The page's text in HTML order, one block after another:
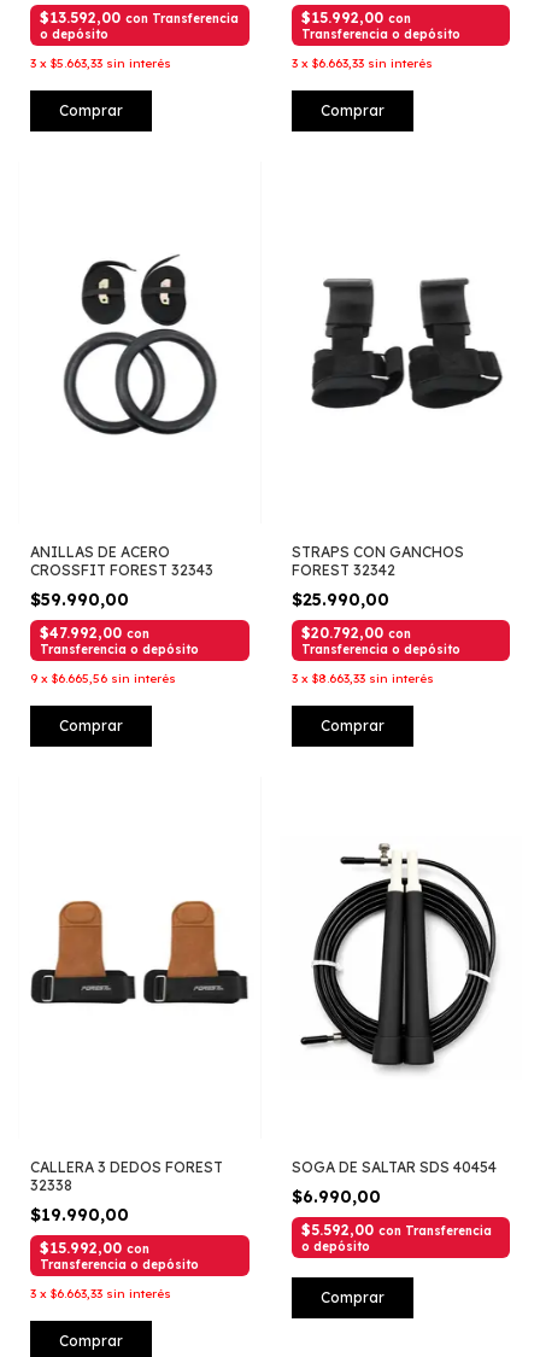
$13.592,00 con Transferencia
o depósito
3 x $5.663,33 sin interés
Comprar
$15.992,00 con
Transferencia o depósito
3 x $6.663,33 sin interés
Comprar
ANILLAS DE ACERO
CROSSFIT FOREST 32343
$59.990,00
$47.992,00 con
Transferencia o depósito
9 x $6.665,56 sin interés
Comprar
STRAPS CON GANCHOS
FOREST 32342
$25.990,00
$20.792,00 con
Transferencia o depósito
3 x $8.663,33 sin interés
Comprar
CALLERA 3 DEDOS FOREST
32338
$19.990,00
$15.992,00 con
Transferencia o depósito
3 x $6.663,33 sin interés
Comprar
SOGA DE SALTAR SDS 40454
$6.990,00
$5.592,00 con Transferencia
o depósito
Comprar